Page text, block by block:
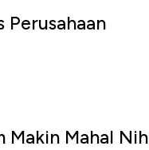
Perusahaan
Makin Mahal Nih